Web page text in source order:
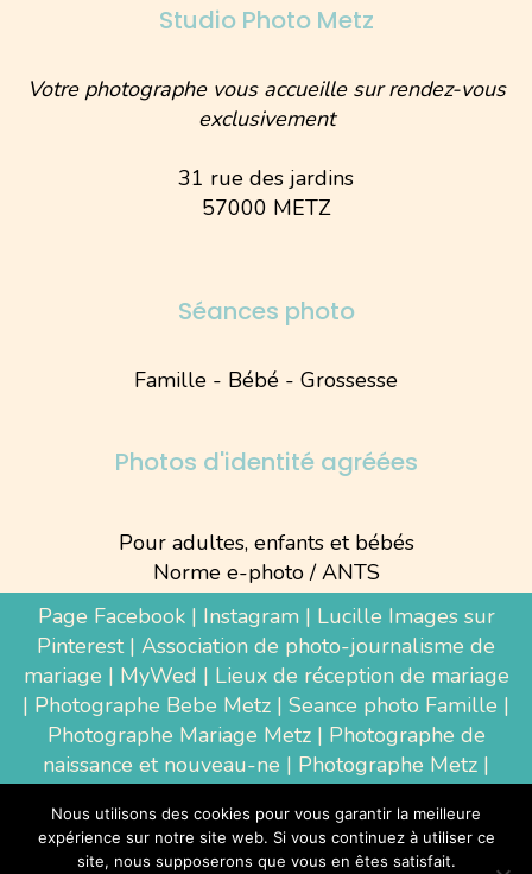
Studio Photo Metz
Votre photographe vous accueille sur rendez-vous
exclusivement
31 rue des jardins
57000 METZ
Séances photo
Famille - Bébé - Grossesse
Photos d'identité agréées
Pour adultes, enfants et bébés
Norme e-photo / ANTS
Page Facebook| Instagram| Lucille Images sur
Pinterest| Association de photo-journalisme de
mariage | MyWed | Lieux de réception de mariage
| Photographe Bebe Metz | Seance photo Famille |
Photographe Mariage Metz| Photographe de
naissance et nouveau-ne | Photographe Metz |
Luxembourg|Photographe Thionville|
Photographe d'entreprise Metz
Nous utilisons des cookies pour vous garantir la meilleure
expérience sur notre site web. Si vous continuez à utiliser ce
site, nous supposerons que vous en êtes satisfait.